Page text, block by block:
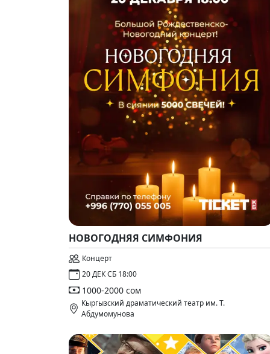
НОВОГОДНЯЯ СИМФОНИЯ
Концерт
20 ДЕК СБ 18:00
1000-2000 сом
Кыргызский драматический театр им. Т.
Абдумомунова